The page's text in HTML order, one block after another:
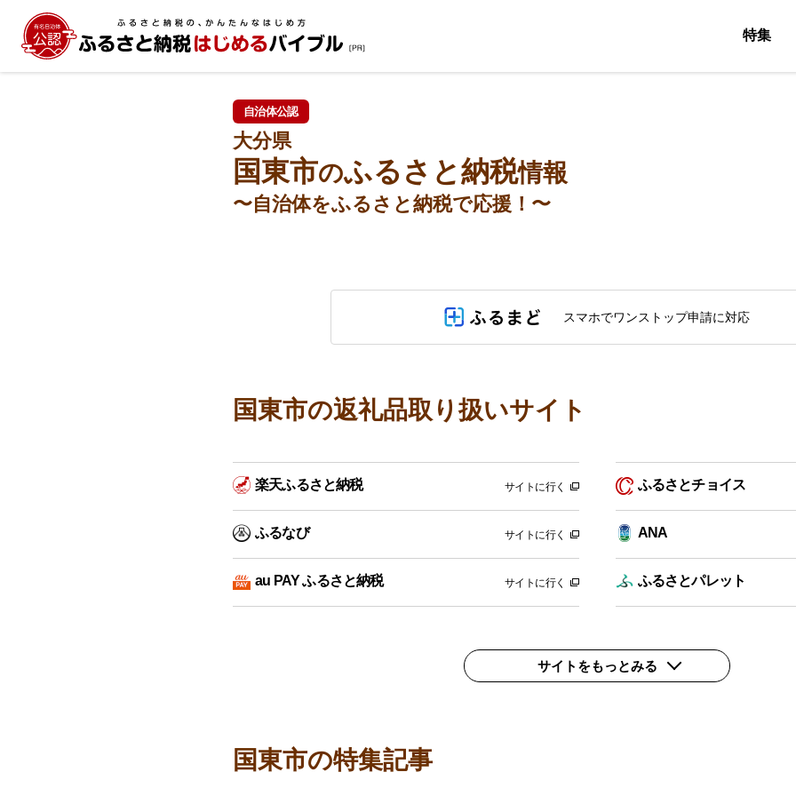
特集
自治体公認
大分県
国東市のふるさと納税情報
〜自治体をふるさと納税で応援！〜
スマホでワンストップ申請に対応
国東市の返礼品取り扱いサイト
楽天ふるさと納税 サイトに行く ふるさとチョイス
ふるなび サイトに行く ANA
au PAY ふるさと納税 サイトに行く ふるさとパレット
サイトをもっとみる
国東市の特集記事